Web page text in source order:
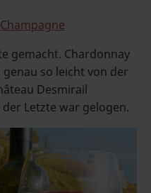
gemacht. Chardonnay
so leicht von der
Desmirail
Letzte war gelogen.